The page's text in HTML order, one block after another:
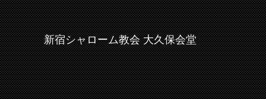
新宿シャローム教会 大久保会堂